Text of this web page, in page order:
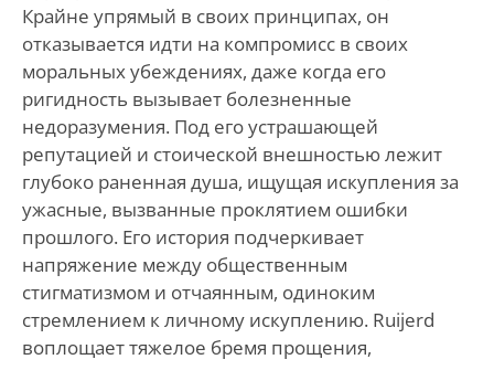
Крайне упрямый в своих принципах, он
отказывается идти на компромисс в своих
моральных убеждениях, даже когда его
ригидность вызывает болезненные
недоразумения. Под его устрашающей
репутацией и стоической внешностью лежит
глубоко раненная душа, ищущая искупления за
ужасные, вызванные проклятием ошибки
прошлого. Его история подчеркивает
напряжение между общественным
стигматизмом и отчаянным, одиноким
стремлением к личному искуплению. Ruijerd
воплощает тяжелое бремя прощения,